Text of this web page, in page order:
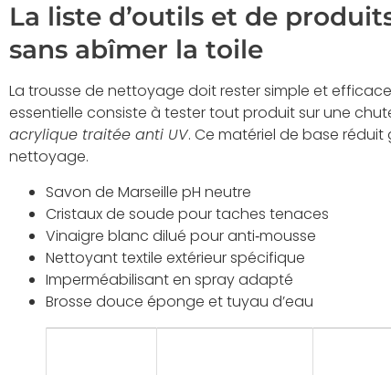
La liste d’outils et de
sans abîmer la toile
La trousse de nettoyage doit rester simple et
essentielle consiste à tester tout produit sur une
acrylique traitée anti UV. Ce matériel de base réduit
nettoyage.
Savon de Marseille pH neutre
Cristaux de soude pour taches tenaces
Vinaigre blanc dilué pour anti‑mousse
Nettoyant textile extérieur spécifique
Imperméabilisant en spray adapté
Brosse douce éponge et tuyau d’eau